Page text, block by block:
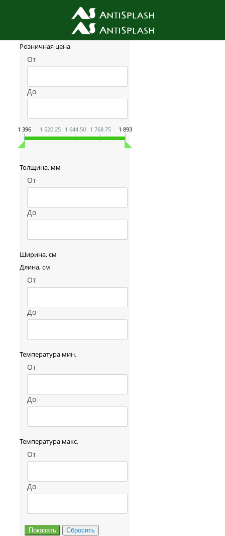
Фильтр товаров
Розничная цена
От
До
1 396 1 520.25 1 644.50 1 768.75 1 893
Толщина, мм
От
До
Ширина, см
Длина, см
От
До
Температура мин.
От
До
Температура макс.
От
До